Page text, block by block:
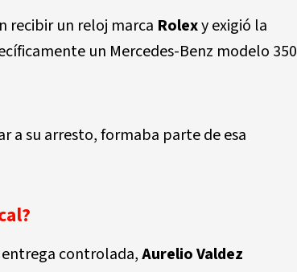
recibir un reloj marca Rolexy exigió la
un Mercedes-Benz modelo 350
a su arresto, formaba parte de esa
controlada,Aurelio Valdez